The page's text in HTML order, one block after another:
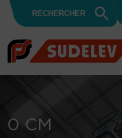
Skip to content
for:
0 CM